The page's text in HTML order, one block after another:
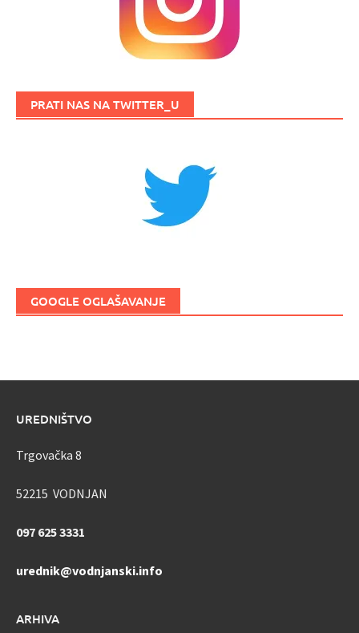
PRATI NAS NA TWITTER_U
GOOGLE OGLAŠAVANJE
UREDNIŠTVO
Trgovačka 8
52215 VODNJAN
097 625 3331
urednik@vodnjanski.info
ARHIVA